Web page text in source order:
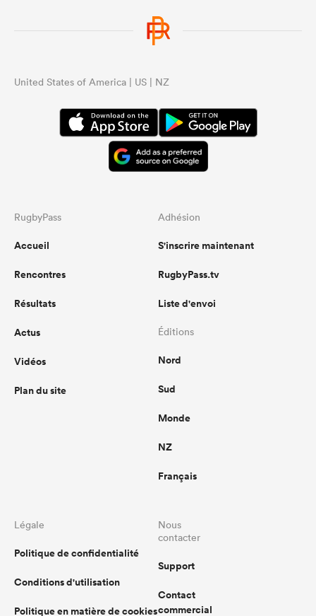
United States of America | US | NZ
RugbyPass
Accueil
Rencontres
Résultats
Actus
Vidéos
Plan du site
Adhésion
S'inscrire maintenant
RugbyPass.tv
Liste d'envoi
Éditions
Nord
Sud
Monde
NZ
Français
Légale
Politique de confidentialité
Conditions d'utilisation
Politique en matière de cookies
Nous
contacter
Support
Contact
commercial